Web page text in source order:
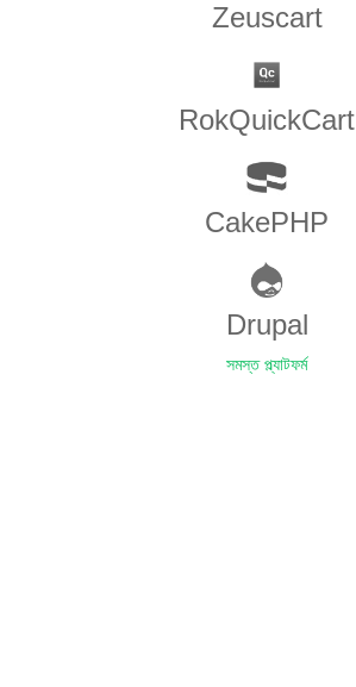
Zeuscart
RokQuickCart
CakePHP
Drupal
সমস্ত প্ল্যাটফর্ম